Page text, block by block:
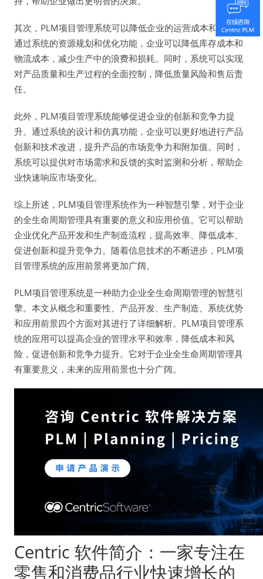
其次，PLM项目管理系统可以降低企业的运营成本和风险。
通过系统的资源规划和优化功能，企业可以降低库存成本和
物流成本，减少生产中的浪费和损耗。同时，系统可以实现
对产品质量和生产过程的全面控制，降低质量风险和售后责
任。
此外，PLM项目管理系统能够促进企业的创新和竞争力提
升。通过系统的设计和仿真功能，企业可以更好地进行产品
创新和技术改进，提升产品的市场竞争力和附加值。同时，
系统可以提供对市场需求和反馈的实时监测和分析，帮助企
业快速响应市场变化。
综上所述，PLM项目管理系统作为一种智慧引擎，对于企业
的全生命周期管理具有重要的意义和应用价值。它可以帮助
企业优化产品开发和生产制造流程，提高效率、降低成本、
促进创新和提升竞争力。随着信息技术的不断进步，PLM项
目管理系统的应用前景将更加广阔。
PLM项目管理系统是一种助力企业全生命周期管理的智慧引
擎。本文从概念和重要性、产品开发、生产制造、系统优势
和应用前景四个方面对其进行了详细解析。PLM项目管理系
统的应用可以提高企业的管理水平和效率，降低成本和风
险，促进创新和竞争力提升。它对于企业全生命周期管理具
有重要意义，未来的应用前景也十分广阔。
Centric 软件简介：一家专注在
零售和消费品行业快速增长的